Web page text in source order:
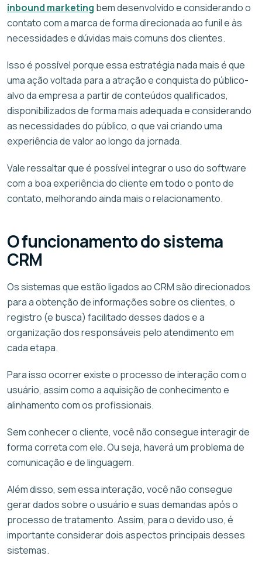
inbound marketing bem desenvolvido e considerando o
contato com a marca de forma direcionada ao funil e às
necessidades e dúvidas mais comuns dos clientes.
Isso é possível porque essa estratégia nada mais é que
uma ação voltada para a atração e conquista do público-
alvo da empresa a partir de conteúdos qualificados,
disponibilizados de forma mais adequada e considerando
as necessidades do público, o que vai criando uma
experiência de valor ao longo da jornada.
Vale ressaltar que é possível integrar o uso do software
com a boa experiência do cliente em todo o ponto de
contato, melhorando ainda mais o relacionamento.
O funcionamento do sistema
CRM
Os sistemas que estão ligados ao CRM são direcionados
para a obtenção de informações sobre os clientes, o
registro (e busca) facilitado desses dados e a
organização dos responsáveis pelo atendimento em
cada etapa.
Para isso ocorrer existe o processo de interação com o
usuário, assim como a aquisição de conhecimento e
alinhamento com os profissionais.
Sem conhecer o cliente, você não consegue interagir de
forma correta com ele. Ou seja, haverá um problema de
comunicação e de linguagem.
Além disso, sem essa interação, você não consegue
gerar dados sobre o usuário e suas demandas após o
processo de tratamento. Assim, para o devido uso, é
importante considerar dois aspectos principais desses
sistemas.